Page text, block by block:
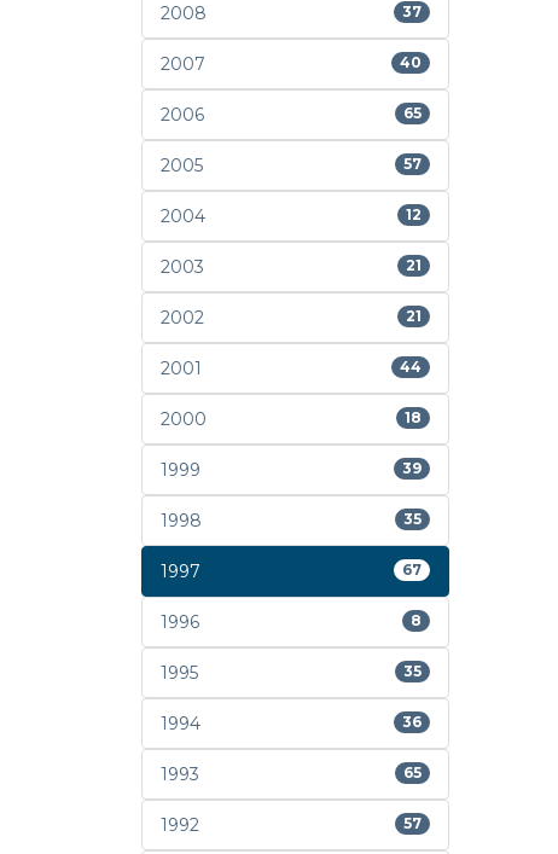
2008 37
2007 40
2006 65
2005 57
2004 12
2003 21
2002 21
2001 44
2000 18
1999 39
1998 35
1997 67
1996 8
1995 35
1994 36
1993 65
1992 57